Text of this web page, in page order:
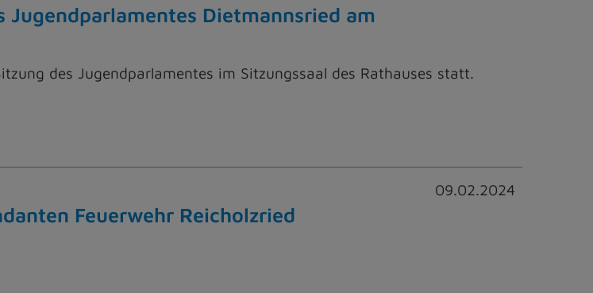
Jugendparlamentes Dietmannsried am
des Jugendparlamentes im Sitzungssaal des Rathauses statt.
09.02.2024
Feuerwehr Reicholzried